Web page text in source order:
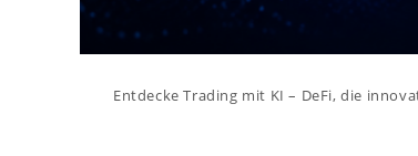
Entdecke Trading mit KI – DeFi, die